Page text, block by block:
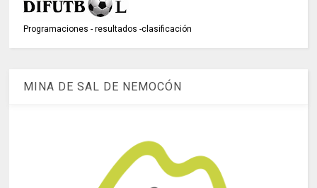
Programaciones - resultados -clasificación
MINA DE SAL DE NEMOCÓN